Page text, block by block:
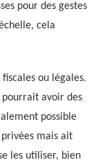
pour des gestes
cela
ou légales.
avoir des
possible
mais ait
les utiliser, bien